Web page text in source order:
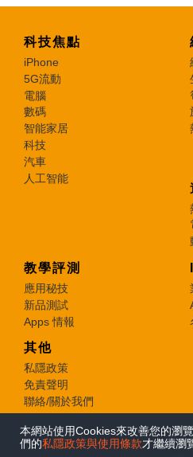
本網站使用Cookies來改善您的瀏
們的私隱政策與使用條款才繼續瀏
科技焦點
iPhone
5G流動
電腦
數碼
智能家居
科技
汽車
人工智能
教學評測
應用秘技
新品測試
Apps 情報
其他
私隱政策
免責聲明
聯絡/關於我們
© 2026 e-zone. All Rights